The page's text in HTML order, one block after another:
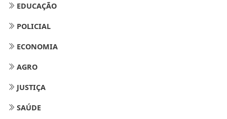
EDUCAÇÃO
POLICIAL
ECONOMIA
AGRO
JUSTIÇA
SAÚDE